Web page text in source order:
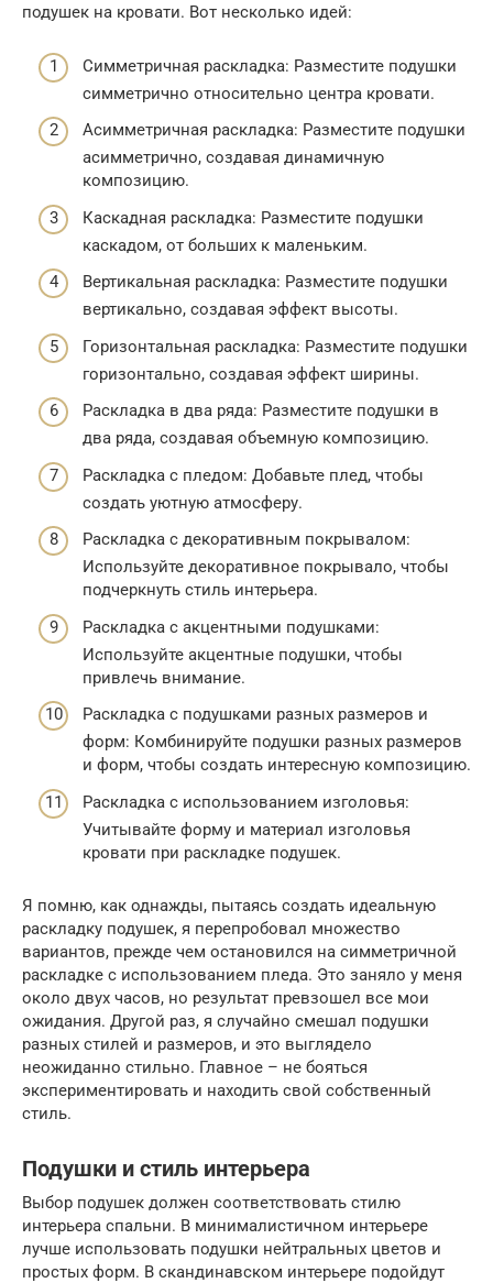
подушек на кровати. Вот несколько идей:
Симметричная раскладка: Разместите подушки
симметрично относительно центра кровати.
Асимметричная раскладка: Разместите подушки
асимметрично, создавая динамичную
композицию.
Каскадная раскладка: Разместите подушки
каскадом, от больших к маленьким.
Вертикальная раскладка: Разместите подушки
вертикально, создавая эффект высоты.
Горизонтальная раскладка: Разместите подушки
горизонтально, создавая эффект ширины.
Раскладка в два ряда: Разместите подушки в
два ряда, создавая объемную композицию.
Раскладка с пледом: Добавьте плед, чтобы
создать уютную атмосферу.
Раскладка с декоративным покрывалом:
Используйте декоративное покрывало, чтобы
подчеркнуть стиль интерьера.
Раскладка с акцентными подушками:
Используйте акцентные подушки, чтобы
привлечь внимание.
Раскладка с подушками разных размеров и
форм: Комбинируйте подушки разных размеров
и форм, чтобы создать интересную композицию.
Раскладка с использованием изголовья:
Учитывайте форму и материал изголовья
кровати при раскладке подушек.
Я помню, как однажды, пытаясь создать идеальную
раскладку подушек, я перепробовал множество
вариантов, прежде чем остановился на симметричной
раскладке с использованием пледа. Это заняло у меня
около двух часов, но результат превзошел все мои
ожидания. Другой раз, я случайно смешал подушки
разных стилей и размеров, и это выглядело
неожиданно стильно. Главное – не бояться
экспериментировать и находить свой собственный
стиль.
Подушки и стиль интерьера
Выбор подушек должен соответствовать стилю
интерьера спальни. В минималистичном интерьере
лучше использовать подушки нейтральных цветов и
простых форм. В скандинавском интерьере подойдут